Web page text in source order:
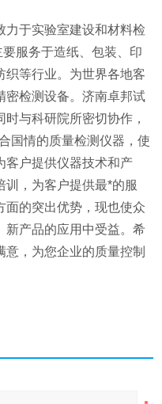
力于实验室建设和材料检
服务于造纸、包装、印
织等行业。为世界各地客
密检测设备。济南卓邦试
与科研院所密切协作，
国情的质量检测仪器，使
客户提供仪器技术和产
训，为客户提供最*的服
面的突出优势，现也使众
新产品的应用中受益。希
，为您企业的质量控制